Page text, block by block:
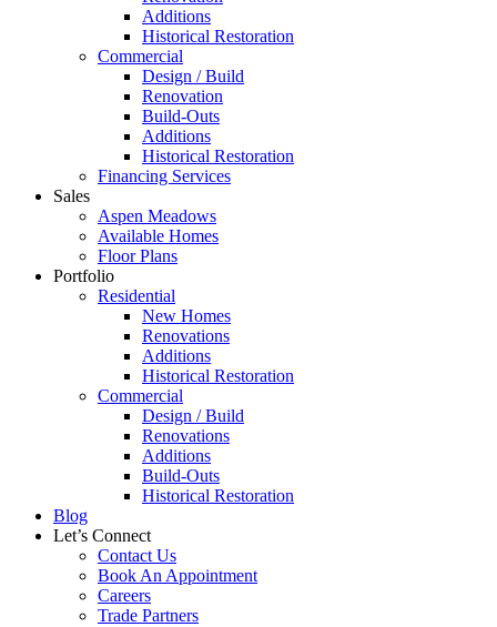
Additions
Historical Restoration
Commercial
Design / Build
Renovation
Build-Outs
Additions
Historical Restoration
Financing Services
Sales
Aspen Meadows
Available Homes
Floor Plans
Portfolio
Residential
New Homes
Renovations
Additions
Historical Restoration
Commercial
Design / Build
Renovations
Additions
Build-Outs
Historical Restoration
Blog
Let’s Connect
Contact Us
Book An Appointment
Careers
Trade Partners